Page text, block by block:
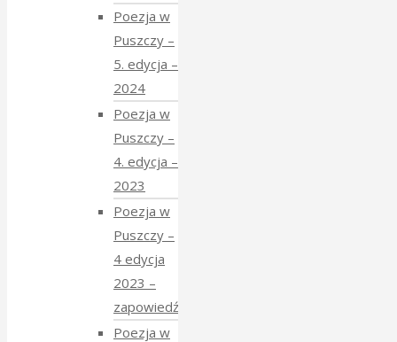
Poezja w
Puszczy –
5. edycja –
2024
Poezja w
Puszczy –
4. edycja –
2023
Poezja w
Puszczy –
4 edycja
2023 –
zapowiedź
Poezja w